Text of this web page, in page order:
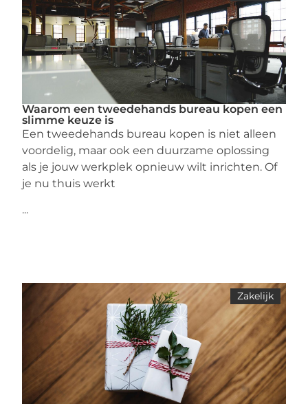
Waarom een tweedehands bureau kopen een
slimme keuze is
Een tweedehands bureau kopen is niet alleen
voordelig, maar ook een duurzame oplossing
als je jouw werkplek opnieuw wilt inrichten. Of
je nu thuis werkt
...
Zakelijk